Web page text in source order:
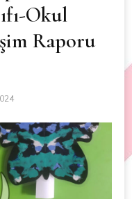
Okul
Raporu